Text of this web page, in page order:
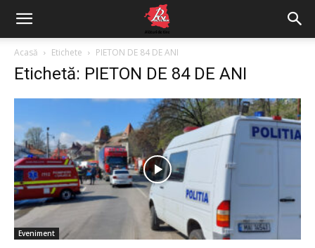
Acasă Etichete PIETON DE 84 DE ANI
Etichetă: PIETON DE 84 DE ANI
Eveniment